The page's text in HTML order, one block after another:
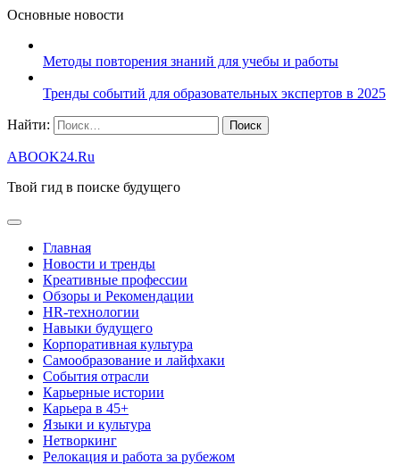
Основные новости
Методы повторения знаний для учебы и работы
Тренды событий для образовательных экспертов в 2025
Найти:
ABOOK24.Ru
Твой гид в поиске будущего
Главная
Новости и тренды
Креативные профессии
Обзоры и Рекомендации
HR‑технологии
Навыки будущего
Корпоративная культура
Самообразование и лайфхаки
События отрасли
Карьерные истории
Карьера в 45+
Языки и культура
Нетворкинг
Релокация и работа за рубежом